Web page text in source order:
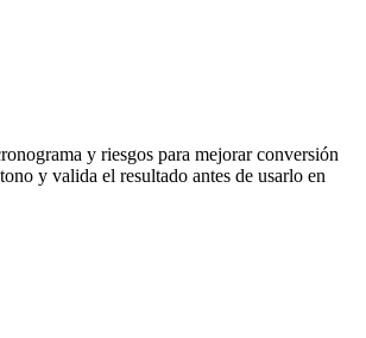
y riesgos para mejorar conversión
y valida el resultado antes de usarlo en